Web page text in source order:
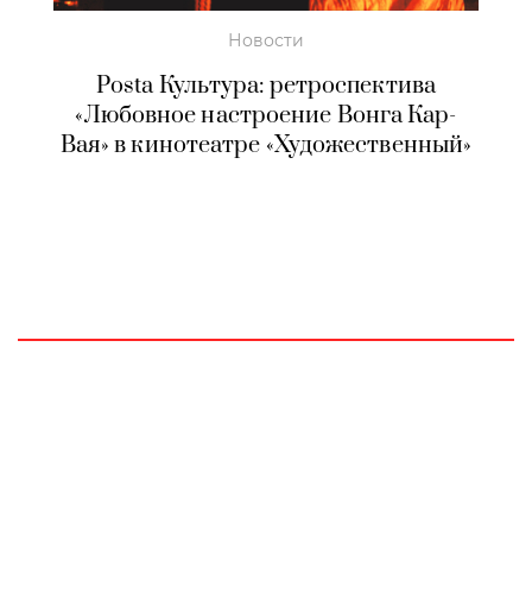
Новости
Posta Культура: ретроспектива
«Любовное настроение Вонга Кар-
Вая» в кинотеатре «Художественный»